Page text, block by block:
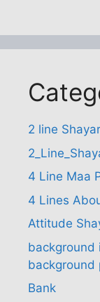
2 line
4 Line Maa
4 Lines
Attitude
background
background
Bank